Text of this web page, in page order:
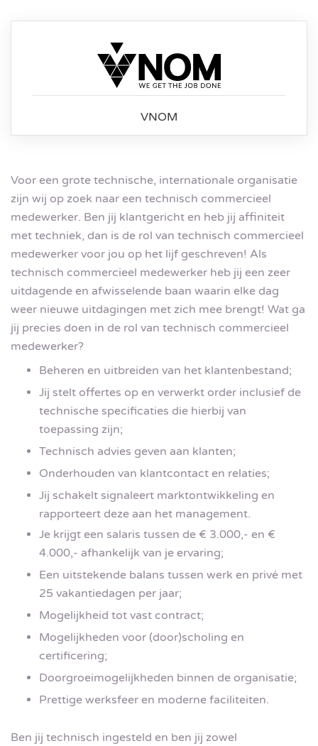
VNOM
Voor een grote technische, internationale organisatie
zijn wij op zoek naar een technisch commercieel
medewerker. Ben jij klantgericht en heb jij affiniteit
met techniek, dan is de rol van technisch commercieel
medewerker voor jou op het lijf geschreven! Als
technisch commercieel medewerker heb jij een zeer
uitdagende en afwisselende baan waarin elke dag
weer nieuwe uitdagingen met zich mee brengt! Wat ga
jij precies doen in de rol van technisch commercieel
medewerker?
Beheren en uitbreiden van het klantenbestand;
Jij stelt offertes op en verwerkt order inclusief de
technische specificaties die hierbij van
toepassing zijn;
Technisch advies geven aan klanten;
Onderhouden van klantcontact en relaties;
Jij schakelt signaleert marktontwikkeling en
rapporteert deze aan het management.
Je krijgt een salaris tussen de € 3.000,- en €
4.000,- afhankelijk van je ervaring;
Een uitstekende balans tussen werk en privé met
25 vakantiedagen per jaar;
Mogelijkheid tot vast contract;
Mogelijkheden voor (door)scholing en
certificering;
Doorgroeimogelijkheden binnen de organisatie;
Prettige werksfeer en moderne faciliteiten.
Ben jij technisch ingesteld en ben jij zowel